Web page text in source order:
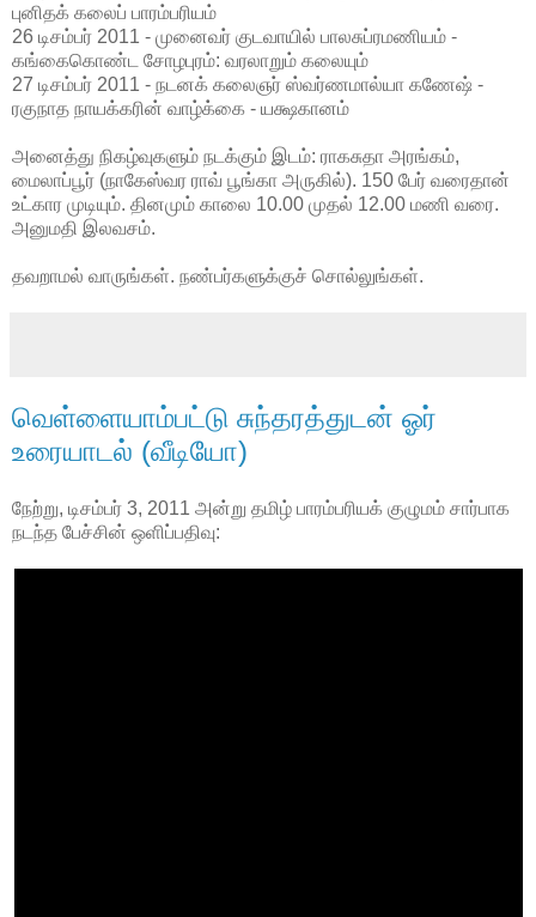
புனிதக் கலைப் பாரம்பரியம்
26 டிசம்பர் 2011 - முனைவர் குடவாயில் பாலசுப்ரமணியம் -
கங்கைகொண்ட சோழபுரம்: வரலாறும் கலையும்
27 டிசம்பர் 2011 - நடனக் கலைஞர் ஸ்வர்ணமால்யா கணேஷ் -
ரகுநாத நாயக்கரின் வாழ்க்கை - யக்ஷகானம்
அனைத்து நிகழ்வுகளும் நடக்கும் இடம்: ராகசுதா அரங்கம்,
மைலாப்பூர் (நாகேஸ்வர ராவ் பூங்கா அருகில்). 150 பேர் வரைதான்
உட்கார முடியும். தினமும் காலை 10.00 முதல் 12.00 மணி வரை.
அனுமதி இலவசம்.
தவறாமல் வாருங்கள். நண்பர்களுக்குச் சொல்லுங்கள்.
வெள்ளையாம்பட்டு சுந்தரத்துடன் ஓர்
உரையாடல் (வீடியோ)
நேற்று, டிசம்பர் 3, 2011 அன்று தமிழ் பாரம்பரியக் குழுமம் சார்பாக
நடந்த பேச்சின் ஒளிப்பதிவு: